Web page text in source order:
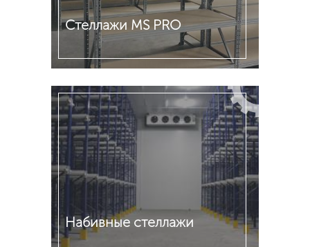
Стеллажи MS PRO
Подробнее
Набивные стеллажи